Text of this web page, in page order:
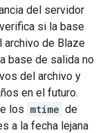
del servidor
si la base
archivo de Blaze
base de salida no
del archivo y
en el futuro.
los mtime de
a la fecha lejana